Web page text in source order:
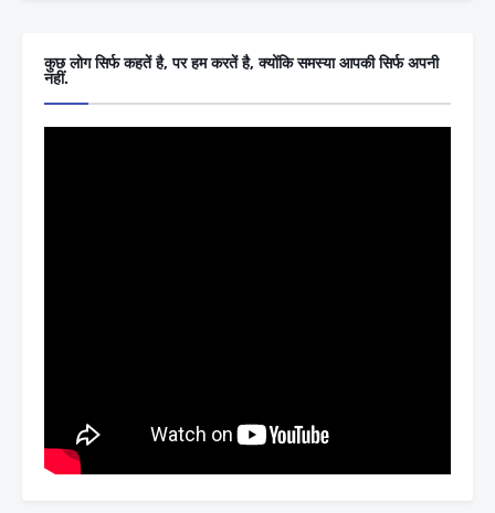
कुछ लोग सिर्फ कहतें है, पर हम करतें है, क्योंकि समस्या आपकी सिर्फ अपनी
नहीं.